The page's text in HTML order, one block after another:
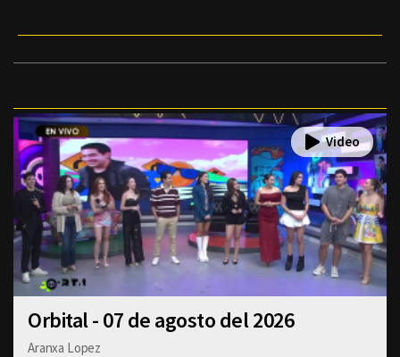
Orbital - 07 de agosto del 2026
Aranxa Lopez